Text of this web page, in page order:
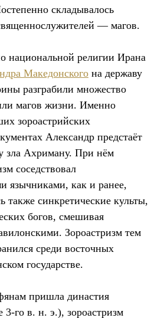
складывалось
— магов.
национальной религии Ирана
Македонского на державу
разграбили множество
магов жизни. Именно
зороастрийских
Александр предстаёт
зла Ахриману. При нём
соседствовал
язычниками, как и ранее,
также синкретические культы,
богов, смешивая
Зороастризм тем
среди восточных
государстве.
пришла династия
3-го в. н. э.), зороастризм